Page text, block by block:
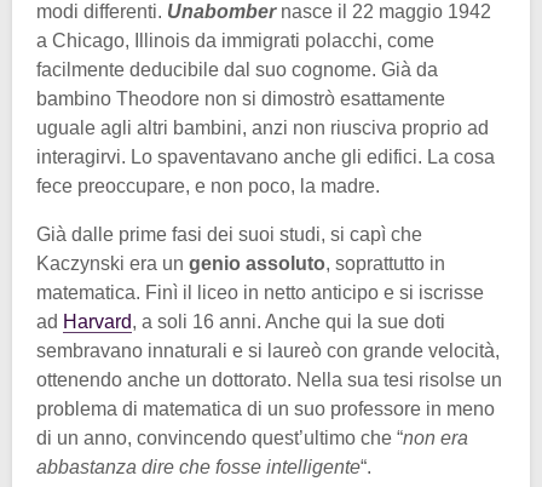
modi differenti. Unabombernasce il 22 maggio 1942
a Chicago, Illinois da immigrati polacchi, come
facilmente deducibile dal suo cognome. Già da
bambino Theodore non si dimostrò esattamente
uguale agli altri bambini, anzi non riusciva proprio ad
interagirvi. Lo spaventavano anche gli edifici. La cosa
fece preoccupare, e non poco, la madre.
Già dalle prime fasi dei suoi studi, si capì che
Kaczynski era un genio assoluto, soprattutto in
matematica. Finì il liceo in netto anticipo e si iscrisse
ad Harvard, a soli 16 anni. Anche qui la sue doti
sembravano innaturali e si laureò con grande velocità,
ottenendo anche un dottorato. Nella sua tesi risolse un
problema di matematica di un suo professore in meno
di un anno, convincendo quest’ultimo che “non era
abbastanza dire che fosse intelligente“.